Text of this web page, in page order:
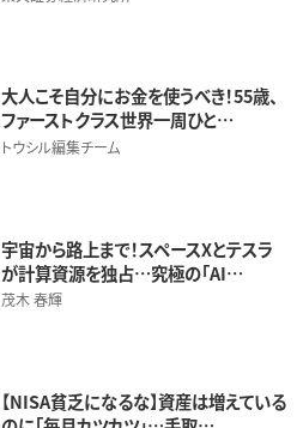
大人こそ自分にお金を使うべき！55歳、
ファーストクラス世界一周ひと…
トウシル編集チーム
宇宙から路上まで！スペースXとテスラ
が計算資源を独占…究極の「AI…
茂木 春輝
【NISA貧乏になるな】資産は増えている